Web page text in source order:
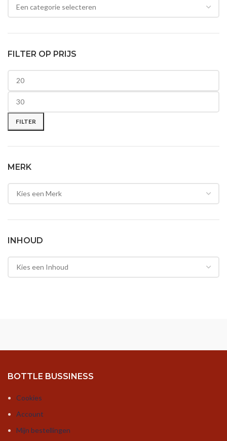
FILTER OP PRIJS
Min. prijs
Max. prijs
FILTER
MERK
INHOUD
BOTTLE BUSSINESS
Cookies
Account
Mijn bestellingen